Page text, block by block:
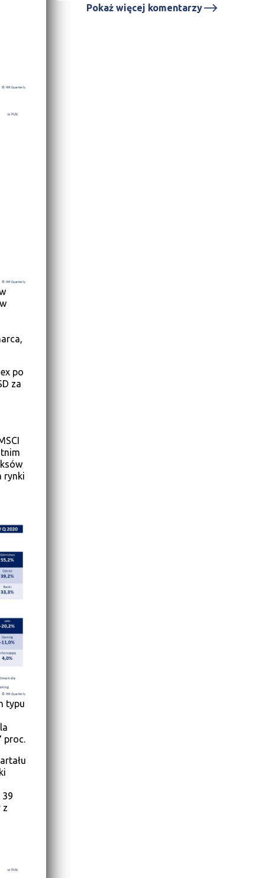
po
za
rynki
typu
proc.
39
z
Pokaż więcej komentarzy